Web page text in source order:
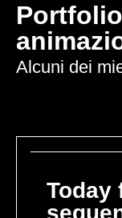
Alcuni dei
Today